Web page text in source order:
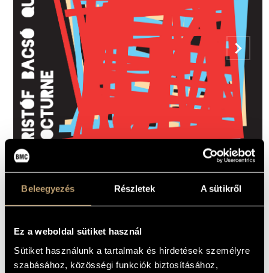
Beleegyezés Részletek A sütikről
Ez a weboldal sütiket használ
Sütiket használunk a tartalmak és hirdetések személyre
szabásához, közösségi funkciók biztosításához,
4000 HUF
01 Metamorphosis